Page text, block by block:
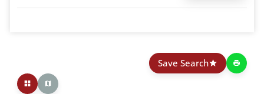
Save Search